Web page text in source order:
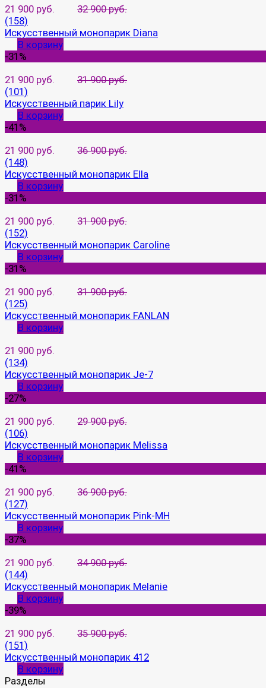
21 900 руб.
32 900 руб.
(158)
Искусственный монопарик Diana
В корзину
-31%
21 900 руб.
31 900 руб.
(101)
Искусственный парик Lily
В корзину
-41%
21 900 руб.
36 900 руб.
(148)
Искусственный монопарик Ella
В корзину
-31%
21 900 руб.
31 900 руб.
(152)
Искусственный монопарик Caroline
В корзину
-31%
21 900 руб.
31 900 руб.
(125)
Искусственный монопарик FANLAN
В корзину
21 900 руб.
(134)
Искусственный монопарик Je-7
В корзину
-27%
21 900 руб.
29 900 руб.
(106)
Искусственный монопарик Melissa
В корзину
-41%
21 900 руб.
36 900 руб.
(127)
Искусственный монопарик Pink-MH
В корзину
-37%
21 900 руб.
34 900 руб.
(144)
Искусственный монопарик Melanie
В корзину
-39%
21 900 руб.
35 900 руб.
(151)
Искусственный монопарик 412
В корзину
Разделы